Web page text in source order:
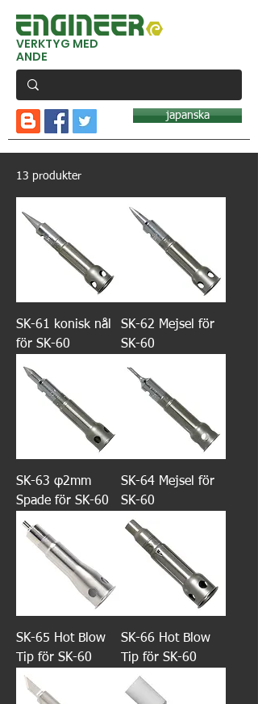
VERKTYG MED
ANDE
japanska
13 produkter
SK-61 konisk nål
för SK-60
SK-62 Mejsel för
SK-60
SK-63 φ2mm
Spade för SK-60
SK-64 Mejsel för
SK-60
SK-65 Hot Blow
Tip för SK-60
SK-66 Hot Blow
Tip för SK-60